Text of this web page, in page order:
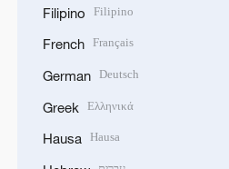
Filipino Filipino
French Français
German Deutsch
Greek Ελληνικά
Hausa Hausa